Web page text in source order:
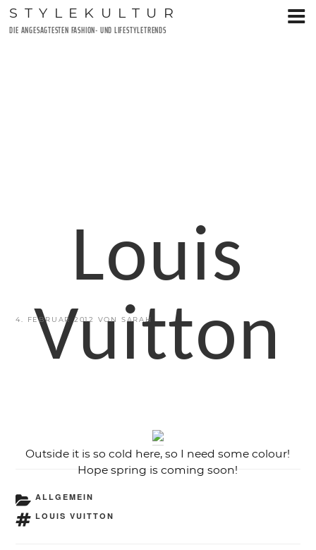
Zum
Inhalt
STYLEKULTUR
DIE ANGESAGTESTEN FASHION- UND LIFESTYLETRENDS
VERÖFFENTLICHT
4. FEBRUAR 2012 VON SARAH
Louis
Vuitton
Outside it is so cold here, so I need some colour!
Hope spring is coming soon!
KATEGORIEN
ALLGEMEIN
SCHLAGWÖRTER
LOUIS VUITTON